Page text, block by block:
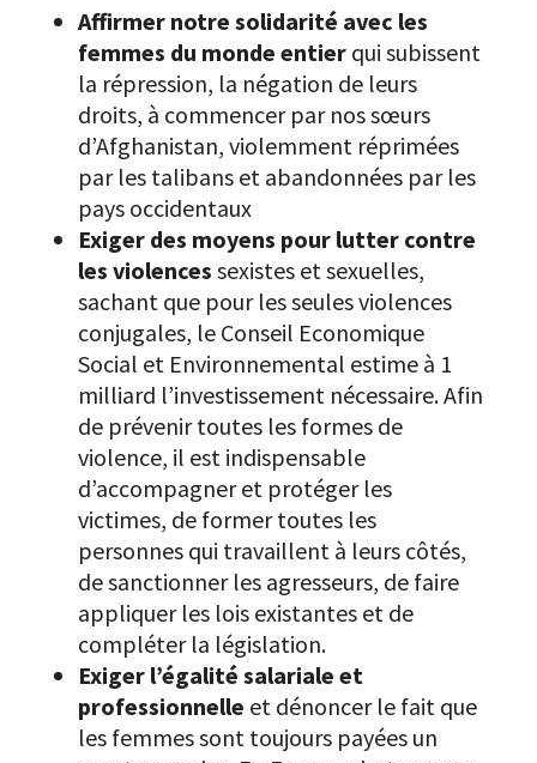
Affirmer notre solidarité avec les
femmes du monde entierqui subissent
la répression, la négation de leurs
droits, à commencer par nos sœurs
d’Afghanistan, violemment réprimées
par les talibans et abandonnées par les
pays occidentaux
Exiger des moyens pour lutter contre
les violences sexistes et sexuelles,
sachant que pour les seules violences
conjugales, le Conseil Economique
Social et Environnemental estime à 1
milliard l’investissement nécessaire. Afin
de prévenir toutes les formes de
violence, il est indispensable
d’accompagner et protéger les
victimes, de former toutes les
personnes qui travaillent à leurs côtés,
de sanctionner les agresseurs, de faire
appliquer les lois existantes et de
compléter la législation.
Exiger l’égalité salariale et
professionnelle et dénoncer le fait que
les femmes sont toujours payées un